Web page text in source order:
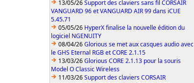
13/05/26Support des claviers sans fil CORSAIR
VANGUARD 96 et VANGUARD AIR 99 dans iCUE
5.45.71
05/05/26 HyperX finalise la nouvelle édition du
logiciel NGENUITY
08/04/26Glorious se met aux casques audio avec
le GHS Eternal RGB et CORE 2.1.15
13/03/26Glorious CORE 2.1.13 pour la souris
Model O Classic Wireless
11/03/26Support des claviers CORSAIR